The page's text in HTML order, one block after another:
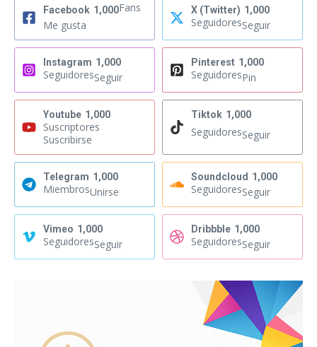
Facebook 1,000Fans
Me gusta
X (Twitter) 1,000
SeguidoresSeguir
Instagram 1,000
SeguidoresSeguir
Pinterest 1,000
SeguidoresPin
Youtube 1,000
Suscriptores
Suscribirse
Tiktok 1,000
SeguidoresSeguir
Telegram 1,000
MiembrosUnirse
Soundcloud 1,000
SeguidoresSeguir
Vimeo 1,000
SeguidoresSeguir
Dribbble 1,000
SeguidoresSeguir